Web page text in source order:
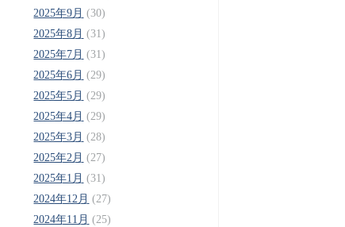
2025年9月 (30)
2025年8月 (31)
2025年7月 (31)
2025年6月 (29)
2025年5月 (29)
2025年4月 (29)
2025年3月 (28)
2025年2月 (27)
2025年1月 (31)
2024年12月 (27)
2024年11月 (25)